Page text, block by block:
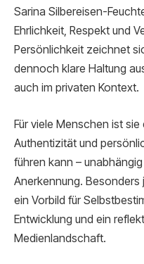
Sarina Silbereisen-
Ehrlichkeit, Respekt und
Persönlichkeit zeichnet
dennoch klare Haltung
auch im privaten Kontext.
Für viele Menschen ist
Authentizität und
führen kann –
Anerkennung.
ein Vorbild für
Entwicklung und ein
Medienlandschaft.